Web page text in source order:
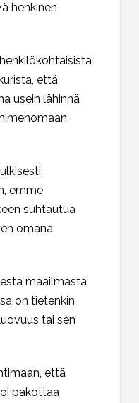
henkinen
että
usein lähinnä
emme
suhtautua
omana
maailmasta
on tietenkin
tai sen
että
pakottaa